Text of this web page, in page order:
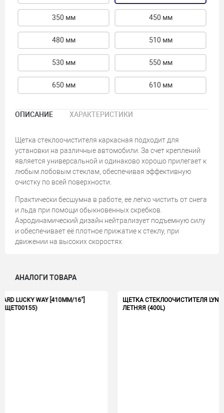
350 мм 450 мм
480 мм 510 мм
530 мм 550 мм
650 мм 610 мм
ОПИСАНИЕ ХАРАКТЕРИСТИКИ
Щетка стеклоочистителя каркасная подходит для
установки на различные автомобили. За счет креплений
является универсальной и одинаково хорошо прилегает к
любым лобовым стеклам, обеспечивая эффективную
очистку по всей поверхности.
Практически бесшумна в работе, ее легко чистить от снега
и льда при помощи обыкновенных скребков.
Аэродинамический дизайн нейтрализует подъемную силу
и обеспечивает её плотное прижатие к стеклу, при
движении на высоких скоростях.
АНАЛОГИ ТОВАРА
16"]
ЩЕТКА СТЕКЛООЧИСТИТЕЛЯ LYNX [400ММ/16"]